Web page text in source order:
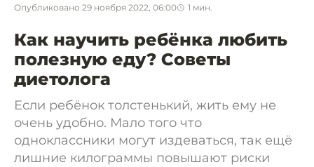
Опубликовано 29 ноября 2022, 06:00 1 мин.
Как научить ребёнка любить
полезную еду? Советы
диетолога
Если ребёнок толстенький, жить ему не
очень удобно. Мало того что
одноклассники могут издеваться, так ещё
лишние килограммы повышают риски